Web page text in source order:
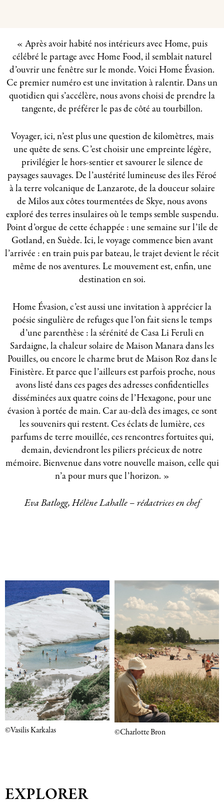
« Après avoir habité nos intérieurs avec Home, puis
célébré le partage avec Home Food, il semblait naturel
d’ouvrir une fenêtre sur le monde. Voici Home Évasion.
Ce premier numéro est une invitation à ralentir. Dans un
quotidien qui s’accélère, nous avons choisi de prendre la
tangente, de préférer le pas de côté au tourbillon.
Voyager, ici, n’est plus une question de kilomètres, mais
une quête de sens. C’est choisir une empreinte légère,
privilégier le hors-sentier et savourer le silence de
paysages sauvages. De l’austérité lumineuse des îles Féroé
à la terre volcanique de Lanzarote, de la douceur solaire
de Milos aux côtes tourmentées de Skye, nous avons
exploré des terres insulaires où le temps semble suspendu.
Point d’orgue de cette échappée : une semaine sur l’île de
Gotland, en Suède. Ici, le voyage commence bien avant
l’arrivée : en train puis par bateau, le trajet devient le récit
même de nos aventures. Le mouvement est, enfin, une
destination en soi.
Home Évasion, c’est aussi une invitation à apprécier la
poésie singulière de refuges que l’on fait siens le temps
d’une parenthèse : la sérénité de Casa Li Feruli en
Sardaigne, la chaleur solaire de Maison Manara dans les
Pouilles, ou encore le charme brut de Maison Roz dans le
Finistère. Et parce que l’ailleurs est parfois proche, nous
avons listé dans ces pages des adresses confidentielles
disséminées aux quatre coins de l’Hexagone, pour une
évasion à portée de main. Car au-delà des images, ce sont
les souvenirs qui restent. Ces éclats de lumière, ces
parfums de terre mouillée, ces rencontres fortuites qui,
demain, deviendront les piliers précieux de notre
mémoire. Bienvenue dans votre nouvelle maison, celle qui
n’a pour murs que l’horizon. »
Eva Batlogg, Hélène Lahalle – rédactrices en chef
©Vasilis Karkalas ©Charlotte Bron
EXPLORER